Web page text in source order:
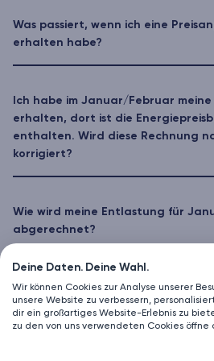
Was passiert, wenn ich eine
erhalten habe?
Ich habe im Januar/Februar meine
erhalten, dort ist die
enthalten. Wird diese Rechnung
korrigiert?
Wie wird meine Entlastung für
abgerechnet?
Ich wechsle gerade den
bekomme ich die (rückwirkende)
Deine Daten. Deine Wahl.
Wir können Cookies zur Analyse unserer
unsere Website zu verbessern,
dir ein großartiges Website-Erlebnis zu
zu den von uns verwendeten Cookies öffne